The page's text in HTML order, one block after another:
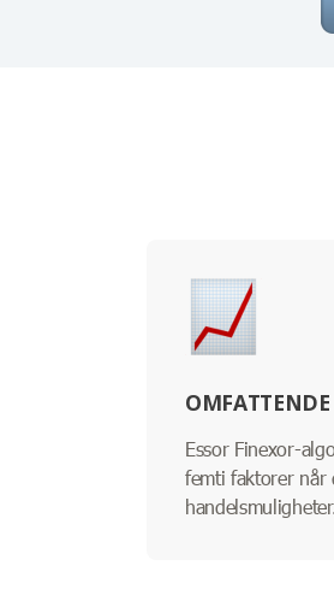
Essor Finexor-
femti faktorer når